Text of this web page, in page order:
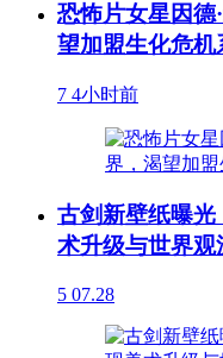
恐怖片女星因德
望加盟生化危机
7 4小时前
古剑新壁纸曝
术升级与世界观
5 07.28